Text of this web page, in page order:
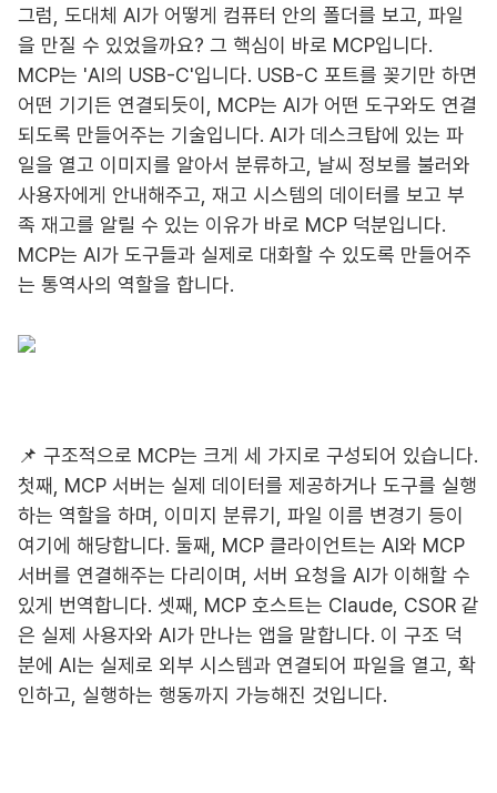
그럼, 도대체 AI가 어떻게 컴퓨터 안의 폴더를 보고, 파일
을 만질 수 있었을까요? 그 핵심이 바로 MCP입니다.
MCP는 'AI의 USB-C'입니다. USB-C 포트를 꽂기만 하면
어떤 기기든 연결되듯이, MCP는 AI가 어떤 도구와도 연결
되도록 만들어주는 기술입니다. AI가 데스크탑에 있는 파
일을 열고 이미지를 알아서 분류하고, 날씨 정보를 불러와
사용자에게 안내해주고, 재고 시스템의 데이터를 보고 부
족 재고를 알릴 수 있는 이유가 바로 MCP 덕분입니다.
MCP는 AI가 도구들과 실제로 대화할 수 있도록 만들어주
는 통역사의 역할을 합니다.
📌 구조적으로 MCP는 크게 세 가지로 구성되어 있습니다.
첫째, MCP 서버는 실제 데이터를 제공하거나 도구를 실행
하는 역할을 하며, 이미지 분류기, 파일 이름 변경기 등이
여기에 해당합니다. 둘째, MCP 클라이언트는 AI와 MCP
서버를 연결해주는 다리이며, 서버 요청을 AI가 이해할 수
있게 번역합니다. 셋째, MCP 호스트는 Claude, CSOR 같
은 실제 사용자와 AI가 만나는 앱을 말합니다. 이 구조 덕
분에 AI는 실제로 외부 시스템과 연결되어 파일을 열고, 확
인하고, 실행하는 행동까지 가능해진 것입니다.